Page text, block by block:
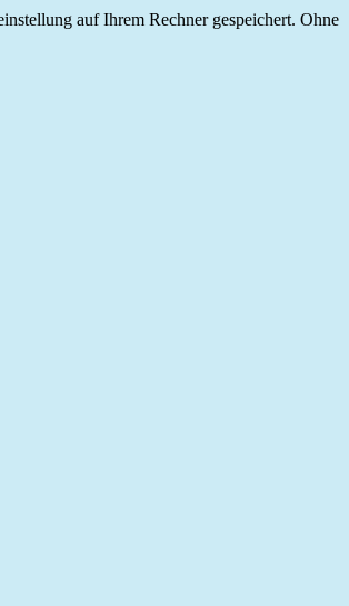
auf Ihrem Rechner gespeichert. Ohne